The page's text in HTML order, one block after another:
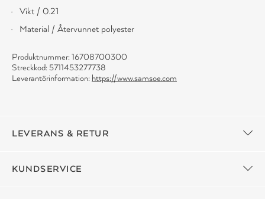
Vikt / 0.21
Material / Återvunnet polyester
Produktnummer: 16708700300
Streckkod: 5711453277738
Leverantörinformation: https://www.samsoe.com
LEVERANS & RETUR
KUNDSERVICE